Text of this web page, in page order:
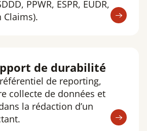
PPWR, ESPR, EUDR,
Claims).
de durabilité
de reporting,
collecte de données et
la rédaction d’un